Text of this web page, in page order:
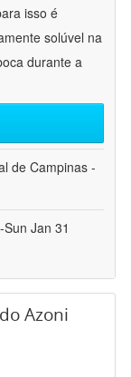
isso é
solúvel na
durante a
de Campinas -
Jan 31
Azoni